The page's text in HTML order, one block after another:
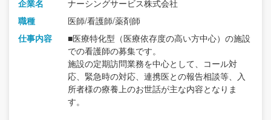
企業名
ナーシングサービス株式会社
職種
医師/看護師/薬剤師
仕事内容
■医療特化型（医療依存度の高い方中心）の施設
での看護師の募集です。
施設の定期訪問業務を中心として、コール対
応、緊急時の対応、連携医との報告相談等、入
所者様の療養上のお世話が主な内容となりま
す。